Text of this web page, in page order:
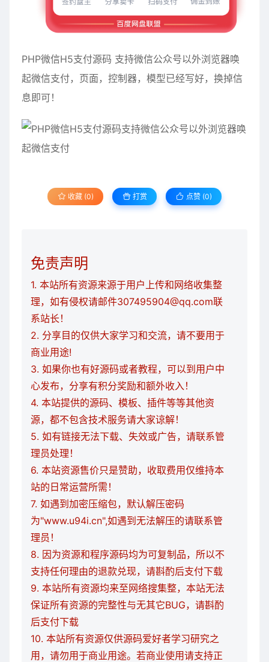
PHP微信H5支付源码 支持微信公众号以外浏览器唤
起微信支付，页面，控制器，模型已经写好，换掉信
息即可！
收藏 (0) 打赏 点赞 (0)
免责声明
1. 本站所有资源来源于用户上传和网络收集整
理，如有侵权请邮件307495904@qq.com联
系站长！
2. 分享目的仅供大家学习和交流，请不要用于
商业用途!
3. 如果你也有好源码或者教程，可以到用户中
心发布，分享有积分奖励和额外收入！
4. 本站提供的源码、模板、插件等等其他资
源，都不包含技术服务请大家谅解！
5. 如有链接无法下载、失效或广告，请联系管
理员处理！
6. 本站资源售价只是赞助，收取费用仅维持本
站的日常运营所需！
7. 如遇到加密压缩包，默认解压密码
为"www.u94i.cn",如遇到无法解压的请联系管
理员！
8. 因为资源和程序源码均为可复制品，所以不
支持任何理由的退款兑现，请斟酌后支付下载
9. 本站所有资源均来至网络搜集整，本站无法
保证所有资源的完整性与无其它BUG，请斟酌
后支付下载
10. 本站所有资源仅供源码爱好者学习研究之
用，请勿用于商业用途。若商业使用请支持正